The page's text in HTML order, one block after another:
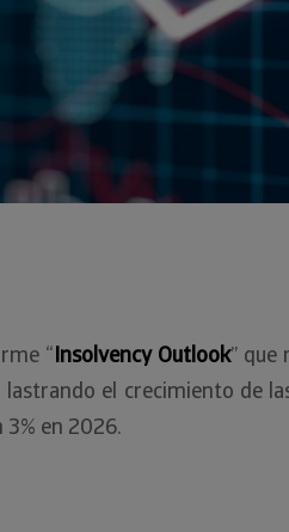
“Insolvency Outlook” que
lastrando el crecimiento de
en 2026.